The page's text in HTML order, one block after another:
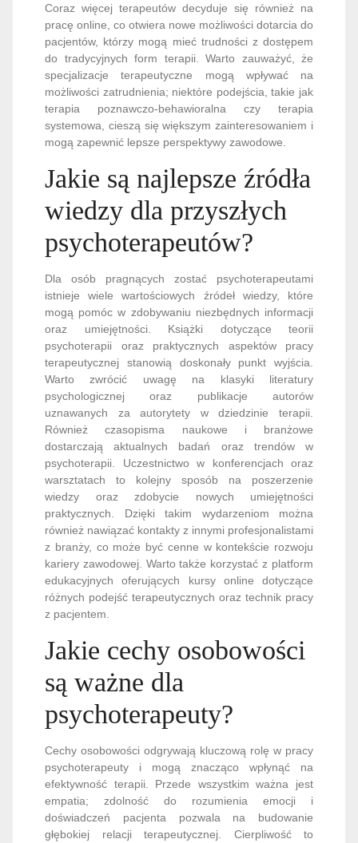
Coraz więcej terapeutów decyduje się również na
pracę online, co otwiera nowe możliwości dotarcia do
pacjentów, którzy mogą mieć trudności z dostępem
do tradycyjnych form terapii. Warto zauważyć, że
specjalizacje terapeutyczne mogą wpływać na
możliwości zatrudnienia; niektóre podejścia, takie jak
terapia poznawczo-behawioralna czy terapia
systemowa, cieszą się większym zainteresowaniem i
mogą zapewnić lepsze perspektywy zawodowe.
Jakie są najlepsze źródła
wiedzy dla przyszłych
psychoterapeutów?
Dla osób pragnących zostać psychoterapeutami
istnieje wiele wartościowych źródeł wiedzy, które
mogą pomóc w zdobywaniu niezbędnych informacji
oraz umiejętności. Książki dotyczące teorii
psychoterapii oraz praktycznych aspektów pracy
terapeutycznej stanowią doskonały punkt wyjścia.
Warto zwrócić uwagę na klasyki literatury
psychologicznej oraz publikacje autorów
uznawanych za autorytety w dziedzinie terapii.
Również czasopisma naukowe i branżowe
dostarczają aktualnych badań oraz trendów w
psychoterapii. Uczestnictwo w konferencjach oraz
warsztatach to kolejny sposób na poszerzenie
wiedzy oraz zdobycie nowych umiejętności
praktycznych. Dzięki takim wydarzeniom można
również nawiązać kontakty z innymi profesjonalistami
z branży, co może być cenne w kontekście rozwoju
kariery zawodowej. Warto także korzystać z platform
edukacyjnych oferujących kursy online dotyczące
różnych podejść terapeutycznych oraz technik pracy
z pacjentem.
Jakie cechy osobowości
są ważne dla
psychoterapeuty?
Cechy osobowości odgrywają kluczową rolę w pracy
psychoterapeuty i mogą znacząco wpłynąć na
efektywność terapii. Przede wszystkim ważna jest
empatia; zdolność do rozumienia emocji i
doświadczeń pacjenta pozwala na budowanie
głębokiej relacji terapeutycznej. Cierpliwość to